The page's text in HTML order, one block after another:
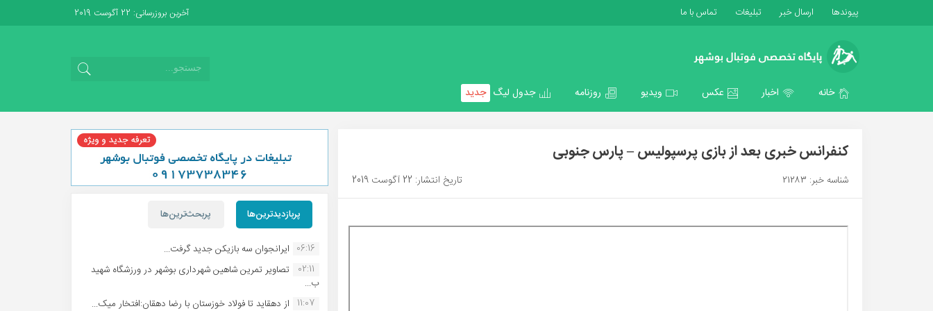
پیوندها ارسال خبر تبلیغات تماس با ما آخرین بروزرسانی: 22 آگوست 2019
خانه اخبار عکس ویدیو روزنامه جدول لیگ جدید
کنفرانس خبری بعد از بازی پرسپولیس – پارس جنوبی
شناسه خبر: 21283 تاریخ انتشار: 22 آگوست 2019
پربازدیدترین‌ها پربحث‌ترین‌ها
06:16 ایرانجوان سه بازیکن جدید گرفت...
02:11
تصاویر تمرین شاهین شهردارى بوشهر در ورزشگاه شهید
ب...
11:07 از دهقاید تا فولاد خوزستان با رضا دهقان:افتخار میک...